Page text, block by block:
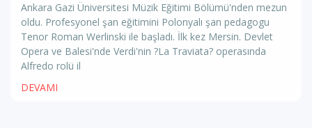
Ankara Gazi Üniversitesi Müzik Eğitimi Bölümü'nden mezun
oldu. Profesyonel şan eğitimini Polonyalı şan pedagogu
Tenor Roman Werlinski ile başladı. İlk kez Mersin. Devlet
Opera ve Balesi'nde Verdi'nin ?La Traviata? operasında
Alfredo rolü il
DEVAMI